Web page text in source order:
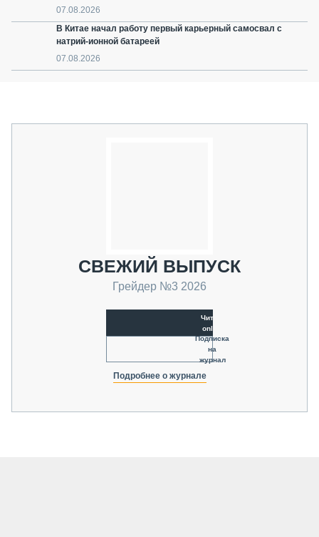
07.08.2026
В Китае начал работу первый карьерный самосвал с
натрий-ионной батареей
07.08.2026
СВЕЖИЙ ВЫПУСК
Грейдер №3 2026
Читать
online
Подписка
на
журнал
Подробнее о журнале